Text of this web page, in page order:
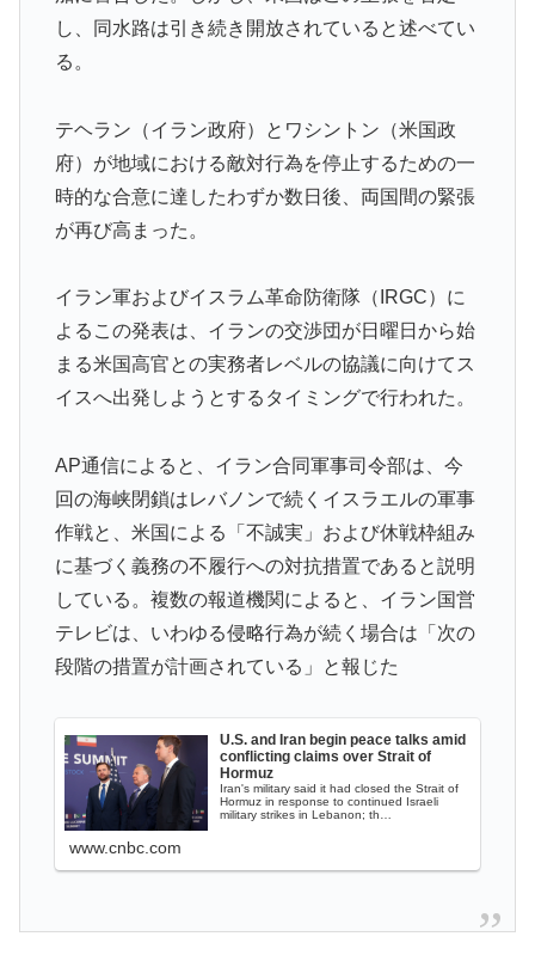
▶
韓国人「不適切接待疑惑、2002年イタリア・スペイン
報道！」
外国人「親子丼という日本の料理の直訳を知ってしまっ
た…」
▶
【MLB】ドジャースファン「7連敗はしんどいわ……」
節に負けることが増えるけど結局10月には勝って終わる
韓国人「織田信長の安土城の復元図と建築技術の高さに
韓国人が衝撃！」→「当時の技術力に言葉を失う‥」
海外「なんてこった！」日本とドイツの病院食のあまり
の差に海外が大騒ぎ
▶
海外「凄すぎる！」折り紙と並ぶあの日本の偉大な発明
に海外がびっくり仰天
▶
外国人「アンチがいない女性アニメキャラといえば誰が
▶
海外「いいパンチだった」超大物YouYuberが伝説のボ
クサーマイク・タイソンにパンチを食らうｗｗ
▶ 韓国人「韓国のイメージ失墜は免れないのか？2011〜
一斉に報じられる‥」
韓国人「日本人女性逮捕！ソウルで夜中一人ゴルフクラ
ブ振り回し暴れた理由」
裏庭に現れたクマがスカンクに撃退されるまさかの瞬
間！！
ト1入りに現実味!?2030大会で出場枠「64」なら追い風
し、同水路は引き続き開放されていると述べてい
る。
テヘラン（イラン政府）とワシントン（米国政
府）が地域における敵対行為を停止するための一
時的な合意に達したわずか数日後、両国間の緊張
が再び高まった。
イラン軍およびイスラム革命防衛隊（IRGC）に
よるこの発表は、イランの交渉団が日曜日から始
まる米国高官との実務者レベルの協議に向けてス
イスへ出発しようとするタイミングで行われた。
AP通信によると、イラン合同軍事司令部は、今
回の海峡閉鎖はレバノンで続くイスラエルの軍事
作戦と、米国による「不誠実」および休戦枠組み
に基づく義務の不履行への対抗措置であると説明
している。複数の報道機関によると、イラン国営
テレビは、いわゆる侵略行為が続く場合は「次の
段階の措置が計画されている」と報じた
U.S. and Iran begin peace talks amid
conflicting claims over Strait of
Hormuz
Iran's military said it had closed the Strait of
Hormuz in response to continued Israeli
military strikes in Lebanon; th…
www.cnbc.com